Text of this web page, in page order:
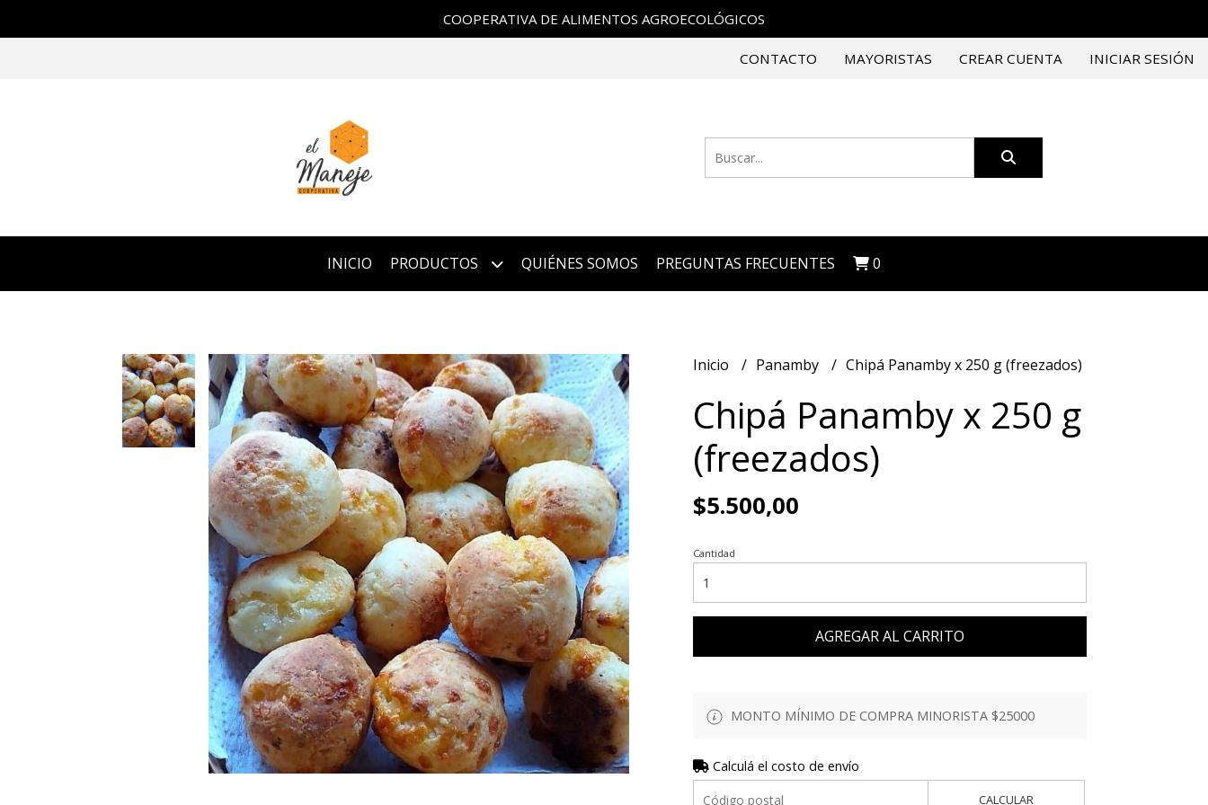
COOPERATIVA DE ALIMENTOS AGROECOLÓGICOS
CONTACTO MAYORISTAS CREAR CUENTA INICIAR SESIÓN
INICIO PRODUCTOS QUIÉNES SOMOS PREGUNTAS FRECUENTES 0
Inicio Panamby Chipá Panamby x 250 g (freezados)
Chipá Panamby x 250 g
(freezados)
$5.500,00
Cantidad
AGREGAR AL CARRITO
MONTO MÍNIMO DE COMPRA MINORISTA $25000
Calculá el costo de envío
CALCULAR